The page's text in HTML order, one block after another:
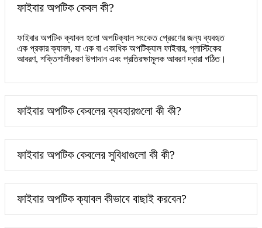
ফাইবার অপটিক কেবল কী?
ফাইবার অপটিক ক্যাবল হলো অপটিক্যাল সংকেত প্রেরণের জন্য ব্যবহৃত
এক প্রকার ক্যাবল, যা এক বা একাধিক অপটিক্যাল ফাইবার, প্লাস্টিকের
আবরণ, শক্তিশালীকরণ উপাদান এবং প্রতিরক্ষামূলক আবরণ দ্বারা গঠিত।
ফাইবার অপটিক কেবলের ব্যবহারগুলো কী কী?
ফাইবার অপটিক কেবলের সুবিধাগুলো কী কী?
ফাইবার অপটিক ক্যাবল কীভাবে বাছাই করবেন?